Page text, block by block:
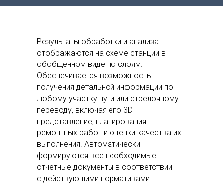
Результаты обработки и анализа
отображаются на схеме станции в
обобщенном виде по слоям.
Обеспечивается возможность
получения детальной информации по
любому участку пути или стрелочному
переводу, включая его 3D-
представление, планирования
ремонтных работ и оценки качества их
выполнения. Автоматически
формируются все необходимые
отчетные документы в соответствии
с действующими нормативами.